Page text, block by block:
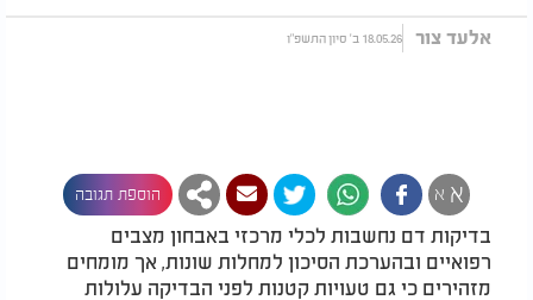
אלעד צור 18.05.26 ב' סיון התשפ"ו
א א הוספת תגובה
בדיקות דם נחשבות לכלי מרכזי באבחון מצבים
רפואיים ובהערכת הסיכון למחלות שונות, אך מומחים
מזהירים כי גם טעויות קטנות לפני הבדיקה עלולות